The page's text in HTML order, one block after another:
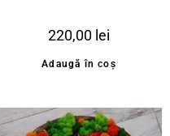
35cm
220,00 lei
Adaugă în coș